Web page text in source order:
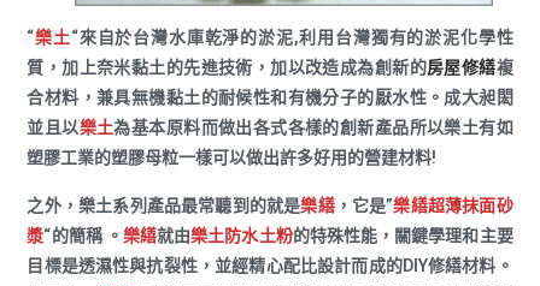
“樂土“來自於台灣水庫乾淨的淤泥,利用台灣獨有的淤泥化學性
質，加上奈米黏土的先進技術，加以改造成為創新的房屋修繕複
合材料，兼具無機黏土的耐候性和有機分子的厭水性。成大昶閎
並且以樂土為基本原料而做出各式各樣的創新產品所以樂土有如
塑膠工業的塑膠母粒一樣可以做出許多好用的營建材料!
之外，樂土系列產品最常聽到的就是樂繕，它是”樂繕超薄抹面砂
漿“的簡稱 。 樂繕就由樂土防水土粉的特殊性能，關鍵學理和主要
目標是透濕性與抗裂性，並經精心配比設計而成的DIY修繕材料。